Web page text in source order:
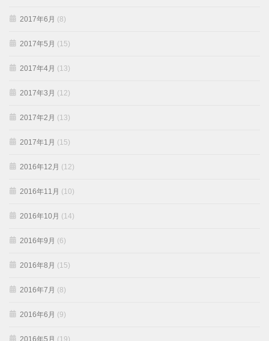
2017年6月 (8)
2017年5月 (15)
2017年4月 (13)
2017年3月 (12)
2017年2月 (13)
2017年1月 (15)
2016年12月 (12)
2016年11月 (10)
2016年10月 (14)
2016年9月 (6)
2016年8月 (15)
2016年7月 (8)
2016年6月 (9)
2016年5月 (19)